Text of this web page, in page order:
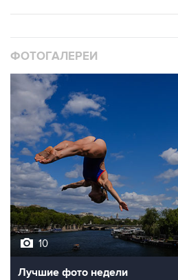
ФОТОГАЛЕРЕИ
10
Лучшие фото недели